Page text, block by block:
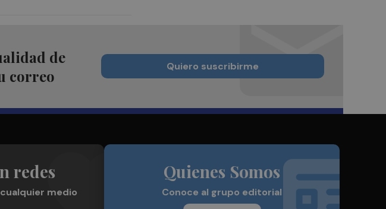
de
correo
Quiero suscribirme
redes
medio
Quienes Somos
Conoce al grupo editorial